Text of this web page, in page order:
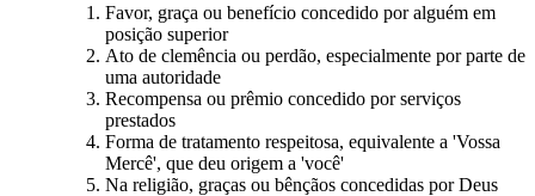
Favor, graça ou benefício concedido por alguém em
posição superior
Ato de clemência ou perdão, especialmente por parte de
uma autoridade
Recompensa ou prêmio concedido por serviços
prestados
Forma de tratamento respeitosa, equivalente a 'Vossa
Mercê', que deu origem a 'você'
Na religião, graças ou bênçãos concedidas por Deus